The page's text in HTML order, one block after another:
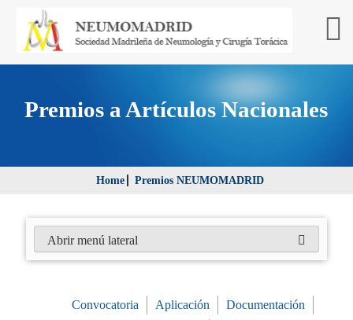
Premios a Artículos Nacionales
Home Premios NEUMOMADRID
Convocatoria Aplicación
Documentación
Abrir menú lateral